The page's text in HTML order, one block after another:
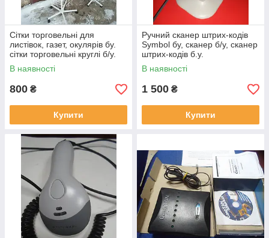
Сітки торговельні для
листівок, газет, окулярів бу.
сітки торговельні круглі б/у.
В наявності
800 ₴
Купити
Ручний сканер штрих-кодів
Symbol бу, сканер б/у, сканер
штрих-кодів б.у.
В наявності
1 500 ₴
Купити